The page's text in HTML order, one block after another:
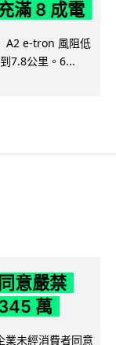
滿 8 成電
A2 e-tron 風阻低
7.8公里。6...
意嚴禁
萬
業未經消費者同意